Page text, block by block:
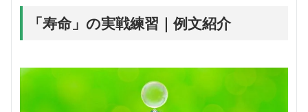
「寿命」の実戦練習｜例文紹介